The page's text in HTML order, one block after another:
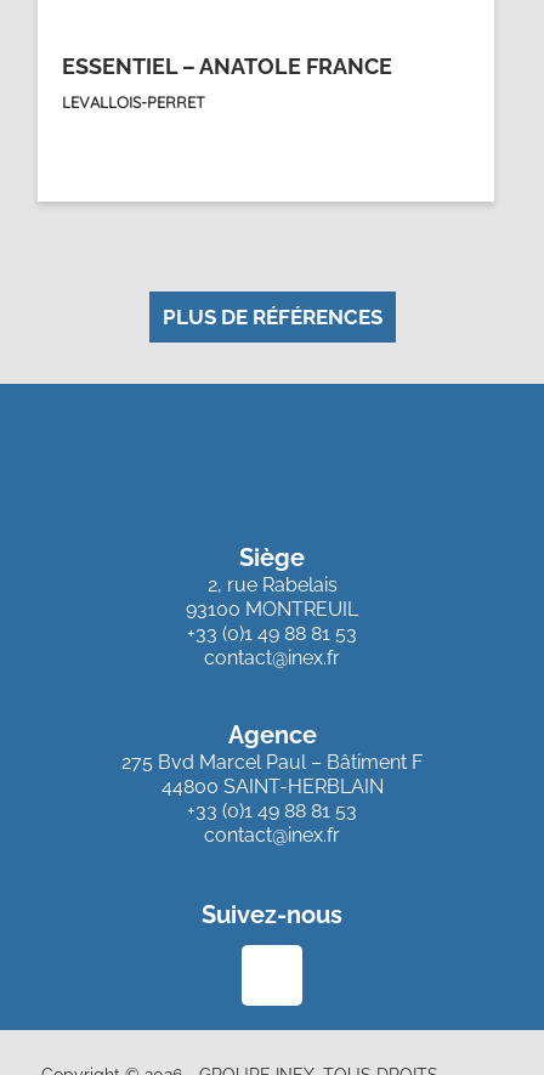
ESSENTIEL – ANATOLE FRANCE
LEVALLOIS-PERRET
PLUS DE RÉFÉRENCES
Siège
2, rue Rabelais
93100 MONTREUIL
+33 (0)1 49 88 81 53
contact@inex.fr
Agence
275 Bvd Marcel Paul – Bâtiment F
44800 SAINT-HERBLAIN
+33 (0)1 49 88 81 53
contact@inex.fr
Suivez-nous